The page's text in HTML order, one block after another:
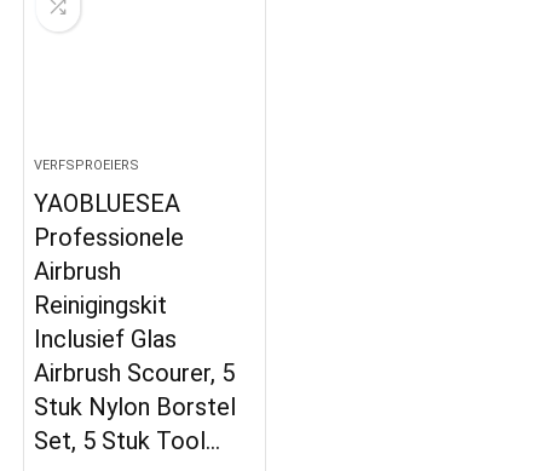
VERFSPROEIERS
YAOBLUESEA
Professionele
Airbrush
Reinigingskit
Inclusief Glas
Airbrush Scourer, 5
Stuk Nylon Borstel
Set, 5 Stuk Tool…